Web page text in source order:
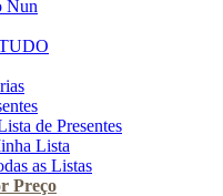
Nun
de Presentes
Lista
as Listas
Preço